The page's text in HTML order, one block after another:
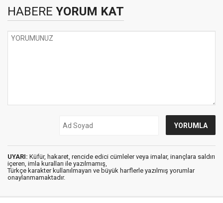
HABERE YORUM KAT
UYARI: Küfür, hakaret, rencide edici cümleler veya imalar, inançlara saldırı
içeren, imla kuralları ile yazılmamış,
Türkçe karakter kullanılmayan ve büyük harflerle yazılmış yorumlar
onaylanmamaktadır.